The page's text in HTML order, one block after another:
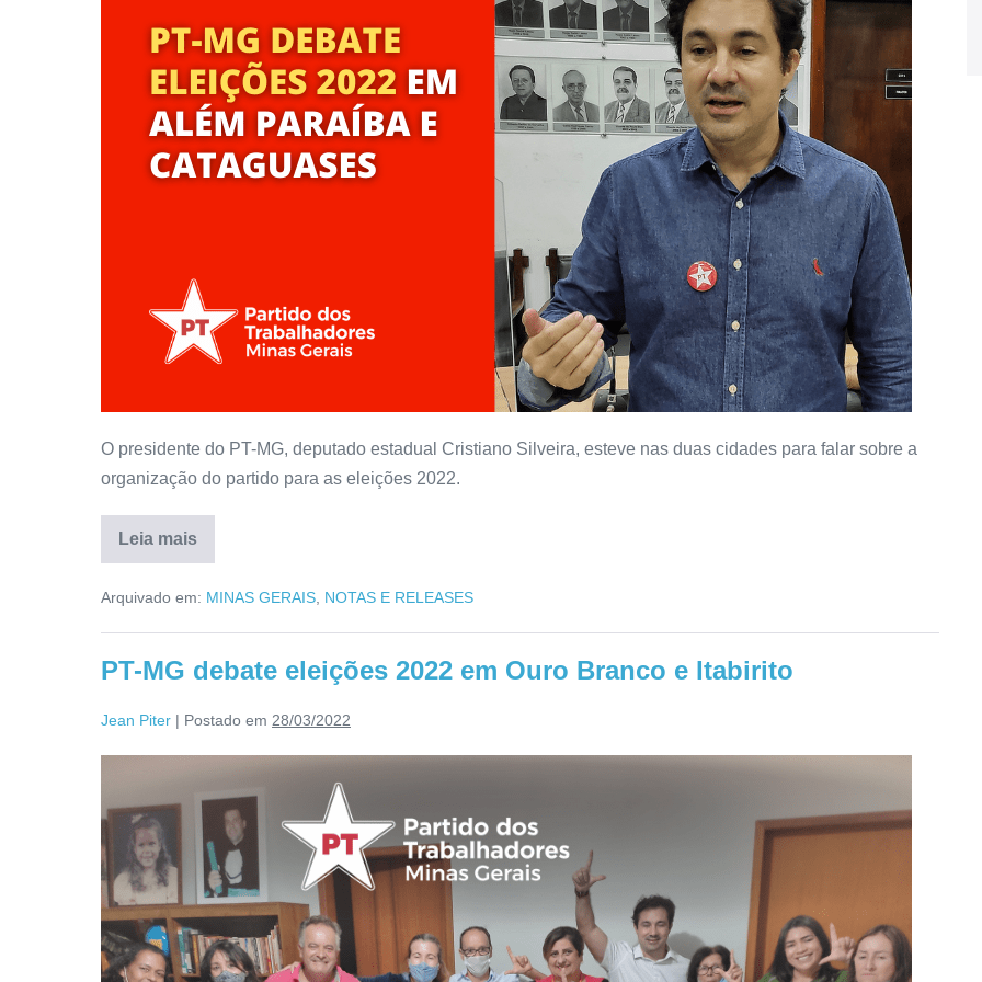
O presidente do PT-MG, deputado estadual Cristiano Silveira, esteve nas duas cidades para falar sobre a
organização do partido para as eleições 2022.
Leia mais
Arquivado em: MINAS GERAIS NOTAS E RELEASES
PT-MG debate eleições 2022 em Ouro Branco e Itabirito
Jean Piter | Postado em 28/03/2022